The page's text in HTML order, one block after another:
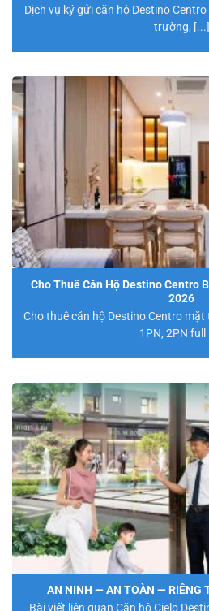
Dịch vụ ký gửi căn hộ Destino
trường, [...]
Cho Thuê Căn Hộ Destino Centro
2026
Cho thuê căn hộ Destino Centro mặt
1PN, 2PN full
AN NINH — AN TOÀN — RIÊNG
Bài viết liên quan Căn hộ Cielo